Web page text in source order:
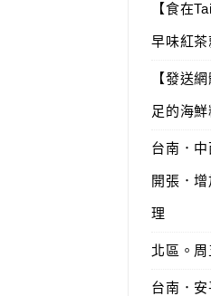
【食在
早味紅
【發送
足的海
台南．
開張．
理
北區。
台南．